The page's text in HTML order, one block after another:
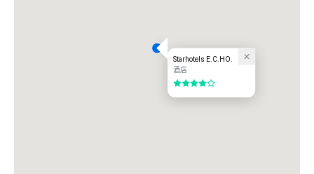
Starhotels E.C.HO.
酒店
4/5